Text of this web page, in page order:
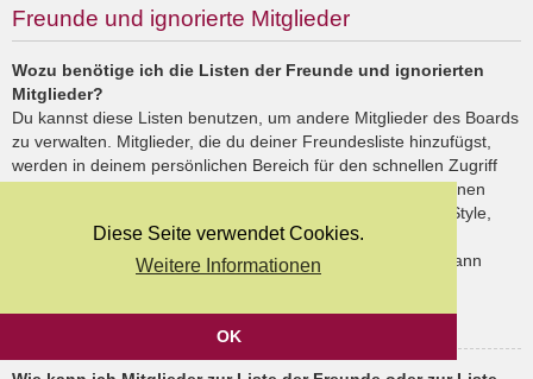
Diese Seite verwendet Cookies.
Weitere Informationen
OK
Freunde und ignorierte Mitglieder
Wozu benötige ich die Listen der Freunde und ignorierten
Mitglieder?
Du kannst diese Listen benutzen, um andere Mitglieder des Boards
zu verwalten. Mitglieder, die du deiner Freundesliste hinzufügst,
werden in deinem persönlichen Bereich für den schnellen Zugriff
aufgelistet. Du siehst dort deren Onlinestatus und kannst ihnen
schnell eine Private Nachricht senden. Abhängig von dem Style,
den du verwendest, können Beiträge deiner Freunde auch
hervorgehoben sein. Wenn du einen Benutzer ignorierst, dann